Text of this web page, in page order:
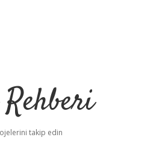
takip edin